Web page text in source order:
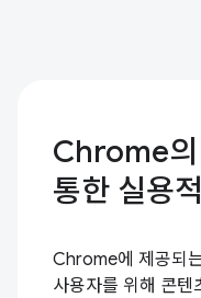
Chrome
통한 실용
Chrome에 제공되
사용자를 위해 콘텐